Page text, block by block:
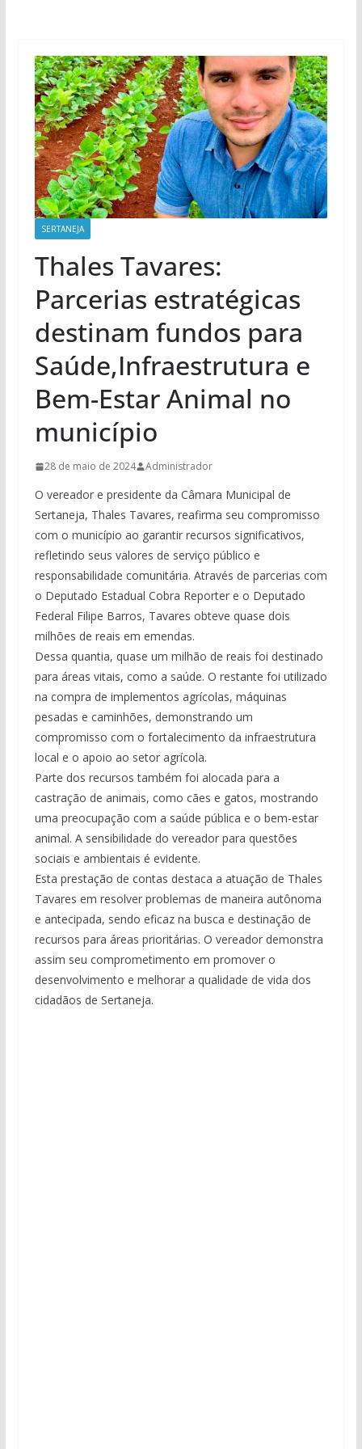
SERTANEJA
Thales Tavares:
Parcerias estratégicas
destinam fundos para
Saúde,Infraestrutura e
Bem-Estar Animal no
município
28 de maio de 2024 Administrador
O vereador e presidente da Câmara Municipal de
Sertaneja, Thales Tavares, reafirma seu compromisso
com o município ao garantir recursos significativos,
refletindo seus valores de serviço público e
responsabilidade comunitária. Através de parcerias com
o Deputado Estadual Cobra Reporter e o Deputado
Federal Filipe Barros, Tavares obteve quase dois
milhões de reais em emendas.
Dessa quantia, quase um milhão de reais foi destinado
para áreas vitais, como a saúde. O restante foi utilizado
na compra de implementos agrícolas, máquinas
pesadas e caminhões, demonstrando um
compromisso com o fortalecimento da infraestrutura
local e o apoio ao setor agrícola.
Parte dos recursos também foi alocada para a
castração de animais, como cães e gatos, mostrando
uma preocupação com a saúde pública e o bem-estar
animal. A sensibilidade do vereador para questões
sociais e ambientais é evidente.
Esta prestação de contas destaca a atuação de Thales
Tavares em resolver problemas de maneira autônoma
e antecipada, sendo eficaz na busca e destinação de
recursos para áreas prioritárias. O vereador demonstra
assim seu comprometimento em promover o
desenvolvimento e melhorar a qualidade de vida dos
cidadãos de Sertaneja.